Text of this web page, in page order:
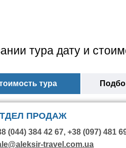
тура дату и
тура
ПРОДАЖ
(044) 384 42 67, +38 (097) 481
travel.com.ua